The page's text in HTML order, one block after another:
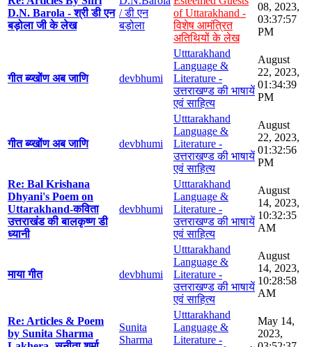
D.N. Barola - श्री डी एन
बड़ोला जी के लेख
/ डी एन
बड़ोला
of Uttarakhand -
विशेष आमंत्रित
अतिथियों के लेख
08, 2023,
03:37:57
PM
गीत ब्य्खोंण अब जाणि devbhumi
Utttarakhand
Language &
Literature -
उत्तराखण्ड की भाषायें
एवं साहित्य
August
22, 2023,
01:34:39
PM
गीत ब्य्खोंण अब जाणि devbhumi
Utttarakhand
Language &
Literature -
उत्तराखण्ड की भाषायें
एवं साहित्य
August
22, 2023,
01:32:56
PM
Re: Bal Krishana
Dhyani's Poem on
Uttarakhand-कविता
उत्तराखंड की बालकृष्ण डी
ध्यानी
devbhumi
Utttarakhand
Language &
Literature -
उत्तराखण्ड की भाषायें
एवं साहित्य
August
14, 2023,
10:32:35
AM
माया गीत devbhumi
Utttarakhand
Language &
Literature -
उत्तराखण्ड की भाषायें
एवं साहित्य
August
14, 2023,
10:28:58
AM
Re: Articles & Poem
by Sunita Sharma
Sunita
Sharma
Utttarakhand
Language &
Literature -
May 14,
2023,